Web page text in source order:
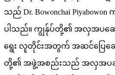
သည် Dr. Bowonchai
ပါသည်။ ကျွန်ုပ်တို့၏ အလှအပ
ရွေး လူတိုင်းအတွက် အဆင်ပြေဆ
တို့၏ အဖွဲ့အစည်းသည် အလှအပဆိုင်